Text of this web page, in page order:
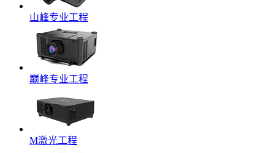
山峰专业工程
巅峰专业工程
M激光工程